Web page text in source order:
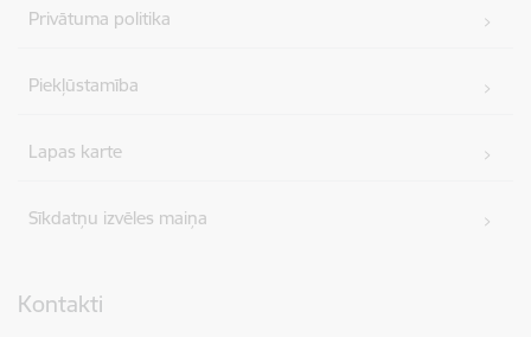
Privātuma politika
Piekļūstamība
Lapas karte
Sīkdatņu izvēles maiņa
Kontakti